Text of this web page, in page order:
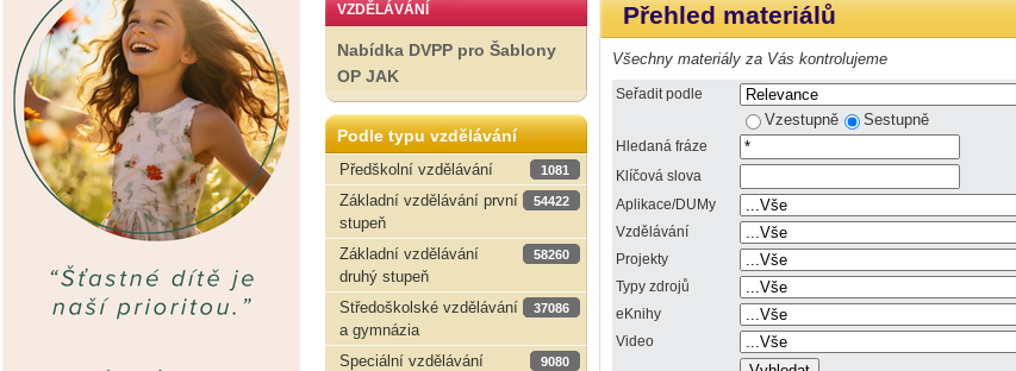
VZDĚLÁVÁNÍ
Nabídka DVPP pro Šablony
OP JAK
Podle typu vzdělávání
Předškolní vzdělávání
1081
Základní vzdělávání první
stupeň
54422
Základní vzdělávání
druhý stupeň
58260
Středoškolské vzdělávání
a gymnázia
37086
Speciální vzdělávání 9080
Přehled materiálů
Všechny materiály za Vás kontrolujeme
Seřadit podle
Vzestupně Sestupně
Hledaná fráze
Klíčová slova
Aplikace/DUMy
Vzdělávání
Projekty
Typy zdrojů
eKnihy
Video